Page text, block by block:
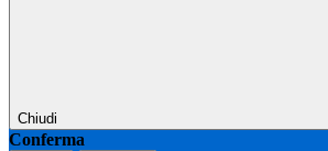
Chiudi
Conferma